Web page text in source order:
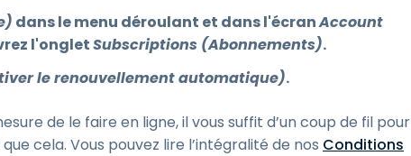
dans le menu déroulant et dans l'écranAccount
l'ongletSubscriptions (Abonnements).
le renouvellement automatique).
de le faire en ligne, il vous suffit d’un coup de fil pour
cela. Vous pouvez lire l’intégralité de nos Conditions